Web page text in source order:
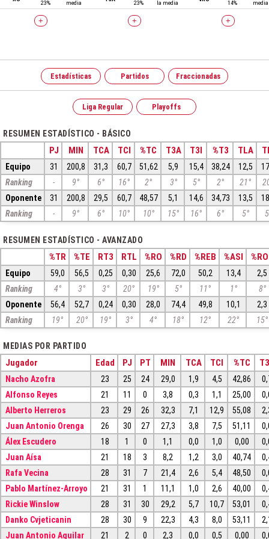
23%
media
+
23%
la media
+
14%
media
+
Estadísticas Partidos Fraccionadas
Liga Regular Playoffs
RESUMEN ESTADÍSTICO - BÁSICO
PJ MIN TCA TCI %TC T3A T3I %T3 TLA
Equipo 31 200,8 31,3 60,7 51,62 5,9 15,4 38,24 12,5
Ranking
- 9° 6° 16° 2° 3° 5° 2° 21°
Oponente
31 200,8 29,5 60,7 48,57 5,1 14,6 34,73 13,5
Ranking
- 9° 6° 10° 10° 15° 16° 6° 5°
RESUMEN ESTADÍSTICO - AVANZADO
%TR %TE RT3 RTL %RO %RD %REB %ASI
Equipo 59,0 56,5 0,25 0,30 25,6 72,0 50,2 13,4
2,5
Ranking
4° 3° 3° 20° 19° 5° 11° 1°
8°
Oponente
56,4 52,7 0,24 0,30 28,0 74,4 49,8 10,1
2,3
Ranking
19° 20° 19° 3° 4° 18° 12° 22° 15°
MEDIAS POR PARTIDO
Jugador Edad PJ PT MIN TCA TCI %TC
Nacho Azofra 23 25 24 29,0 1,9 4,5 42,86
Alfonso Reyes
21 11 0 3,8 0,3 1,1 25,00
Alberto Herreros
23 29 26 32,3 7,1 12,9 55,08
Juan Antonio Orenga
26 30 27 27,3 3,8 7,5 51,11
Álex Escudero
18 1 0 1,1 0,0 1,0 0,00
Juan Aísa
21 18 3 8,2 1,2 3,0 40,74
Rafa Vecina
28 31 7 21,4 2,6 5,4 48,50
Pablo Martínez-Arroyo
21 31 1 11,1 1,0 2,6 40,00
Rickie Winslow
28 31 30 29,2 5,7 10,7 53,01
Danko Cvjeticanin
28 30 9 22,3 4,3 8,0 53,11
Juan Antonio Aguilar
21 2 0 2,3 0,0 0,5 0,00